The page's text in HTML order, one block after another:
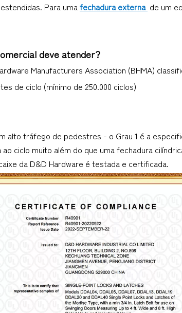
Para uma fechadura externa de um
deve atender?
Manufacturers Association (BHMA)
de ciclo (mínimo de 250.000 ciclos)
tráfego de pedestres - o Grau 1 é a
ciclo muito além do que uma fechadura
da D&D Hardware é testada e certificada.